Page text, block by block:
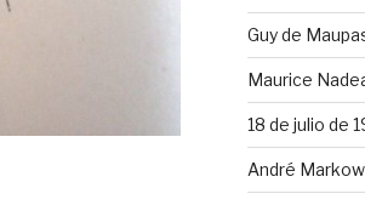
Guy de
Maurice
18 de julio de
André